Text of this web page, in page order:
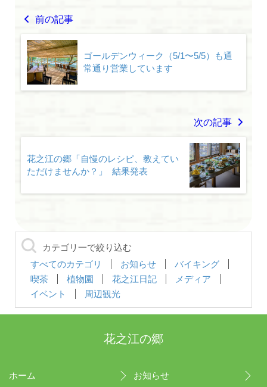
前の記事
ゴールデンウィーク（5/1〜5/5）も通
常通り営業しています
次の記事
花之江の郷「自慢のレシピ、教えてい
ただけませんか？」 結果発表
カテゴリ一で絞り込む
すべてのカテゴリ
お知らせ
バイキング
喫茶
植物園 花之江日記
メディア
イベント
周辺観光
花之江の郷
ホーム お知らせ